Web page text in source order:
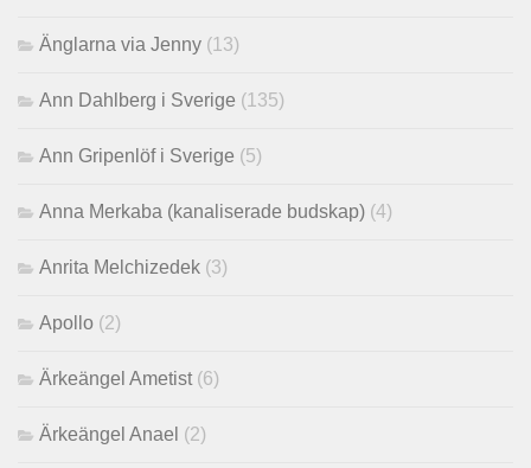
Änglarna via Jenny (13)
Ann Dahlberg i Sverige (135)
Ann Gripenlöf i Sverige (5)
Anna Merkaba (kanaliserade budskap) (4)
Anrita Melchizedek (3)
Apollo (2)
Ärkeängel Ametist (6)
Ärkeängel Anael (2)